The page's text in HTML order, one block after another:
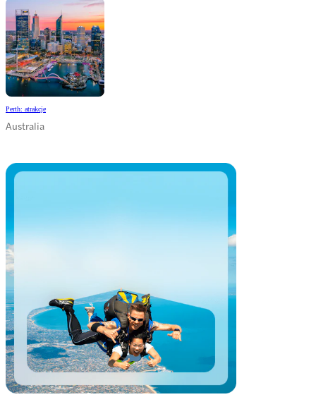
Perth: atrakcje
Australia